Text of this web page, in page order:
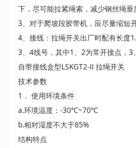
下，尽可能拉紧绳索，减少钢丝绳垂
3、对于爬坡段胶带机，应尽量缩短
4、接线：拉绳开关出厂时配有长度
3、4线号，其中1、2为常开接点，3
自带接线盒型LSKGT2-Ⅱ 拉绳开关
技术参数
1． 使用环境条件
a.环境温度：-30℃~70℃
b.相对湿度不大于85%
结构特点